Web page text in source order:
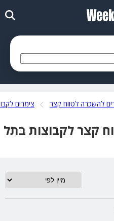
להשכרה לטווח קצר צימרים
קצר לקבוצות בתל